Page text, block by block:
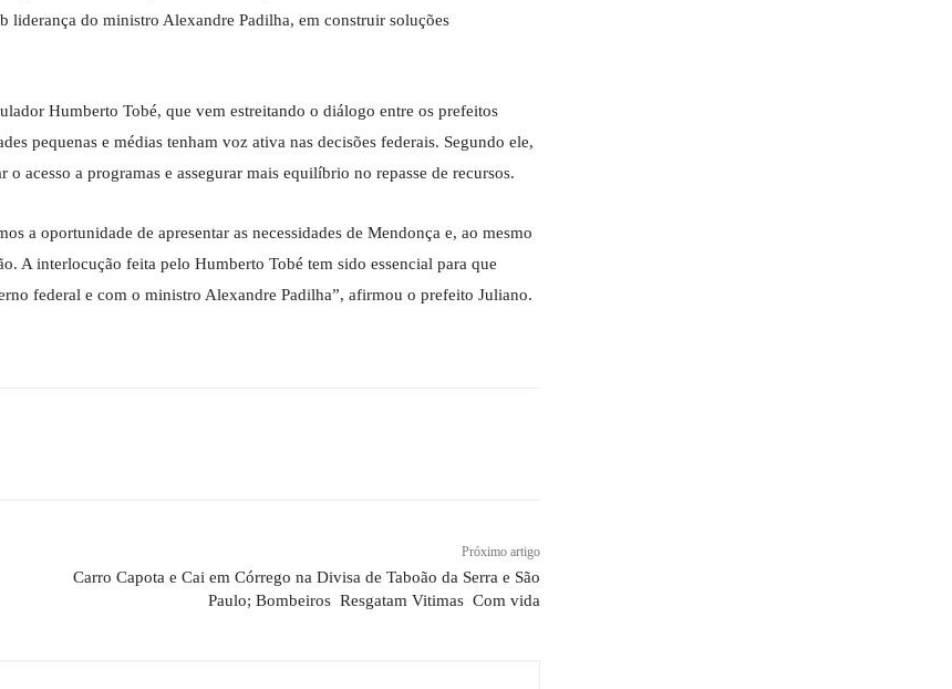
liderança do ministro Alexandre Padilha, em construir soluções
Humberto Tobé, que vem estreitando o diálogo entre os prefeitos
pequenas e médias tenham voz ativa nas decisões federais. Segundo ele,
acesso a programas e assegurar mais equilíbrio no repasse de recursos.
a oportunidade de apresentar as necessidades de Mendonça e, ao mesmo
A interlocução feita pelo Humberto Tobé tem sido essencial para que
federal e com o ministro Alexandre Padilha”, afirmou o prefeito Juliano.
Próximo artigo
Carro Capota e Cai em Córrego na Divisa de Taboão da Serra e São
Paulo; Bombeiros Resgatam Vitimas Com vida